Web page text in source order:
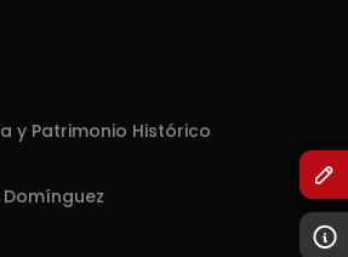
y Patrimonio Histórico